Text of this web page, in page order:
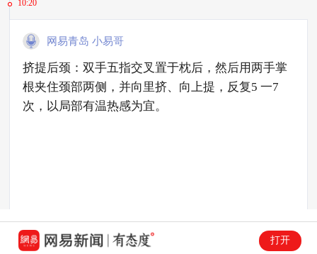
10:20
网易青岛 小易哥
挤提后颈：双手五指交叉置于枕后，然后用两手掌
根夹住颈部两侧，并向里挤、向上提，反复5 一7
次，以局部有温热感为宜。
10:19 打开